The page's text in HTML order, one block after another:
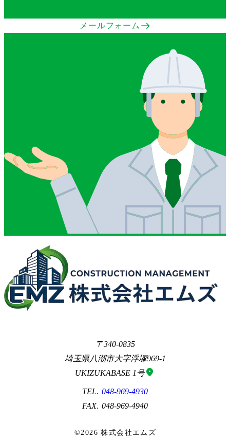
メールフォーム east
340-0835
埼玉県八潮市大字浮塚969-1
UKIZUKABASE 1号location_on
048-969-4930
048-969-4940
©2026 株式会社エムズ